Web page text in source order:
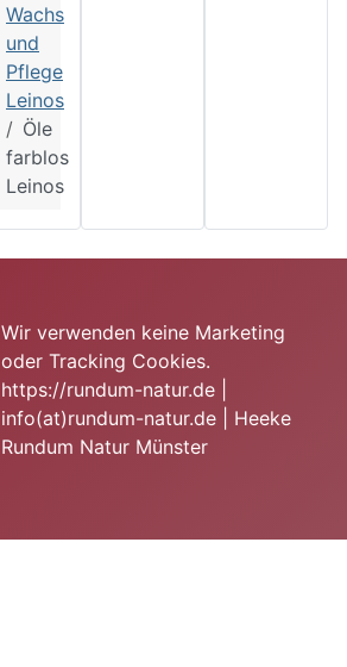
Wachs
und
Pflege
Leinos
Öle
farblos
Leinos
Wir verwenden keine Marketing
oder Tracking Cookies.
https://rundum-natur.de |
info(at)rundum-natur.de | Heeke
Rundum Natur Münster